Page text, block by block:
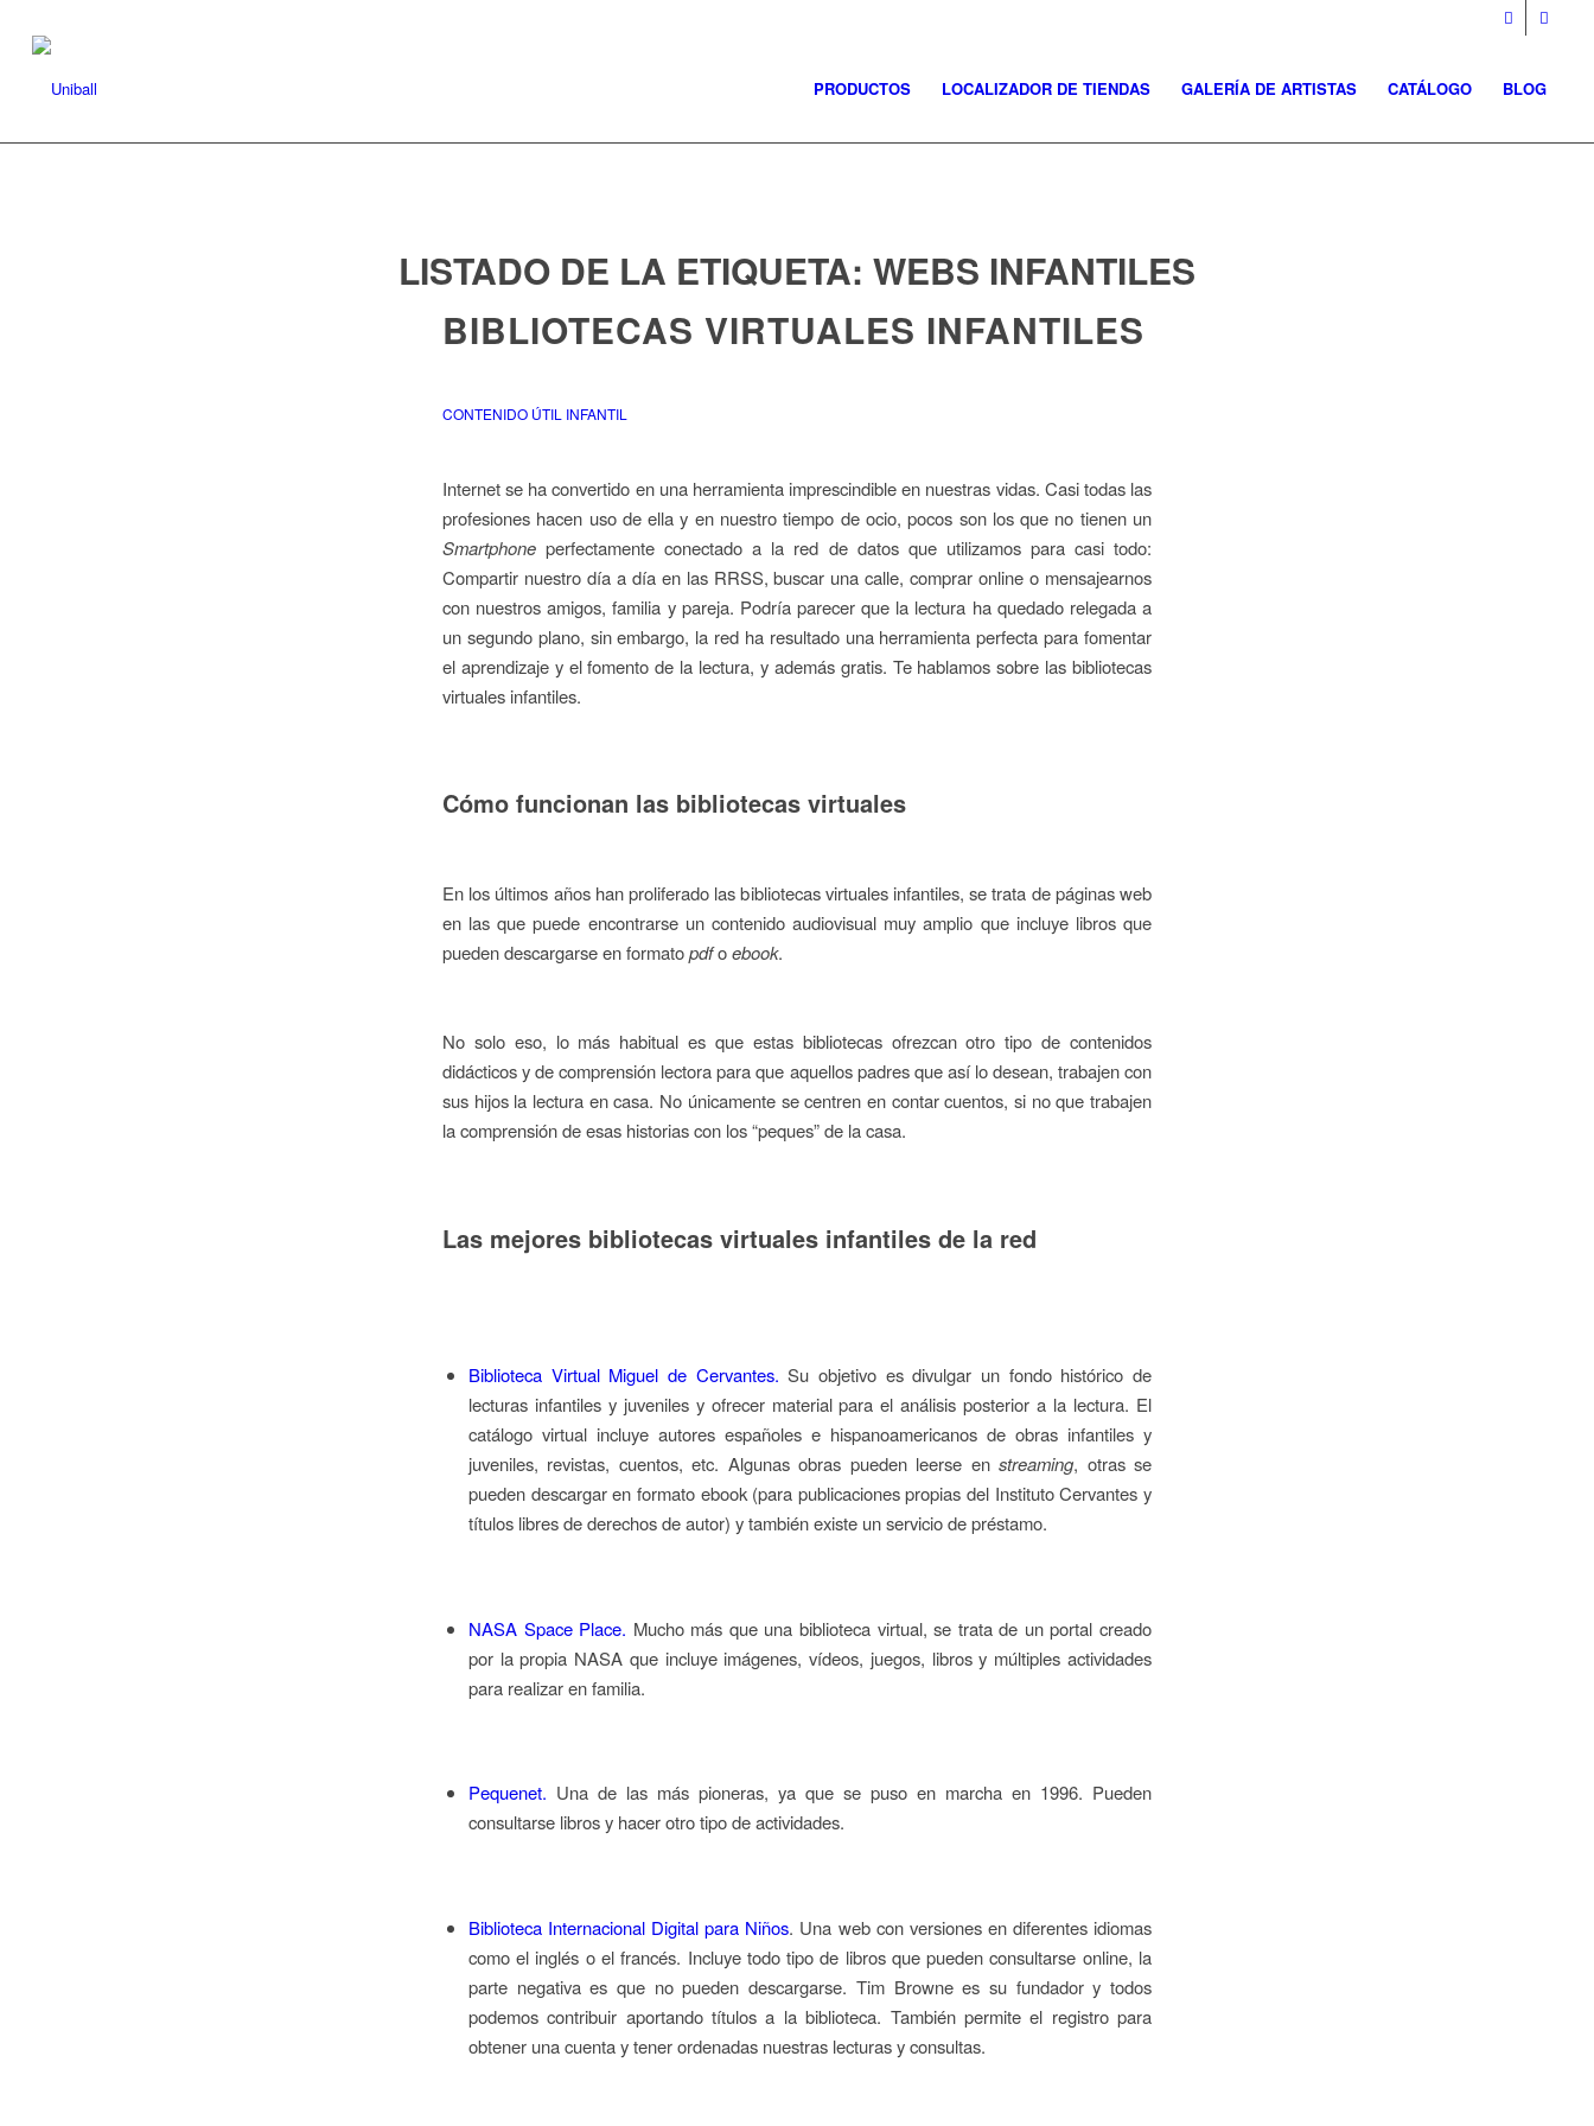
PRODUCTOS LOCALIZADOR DE TIENDAS GALERÍA DE ARTISTAS CATÁLOGO BLOG
LISTADO DE LA ETIQUETA: WEBS INFANTILES
BIBLIOTECAS VIRTUALES INFANTILES
CONTENIDO ÚTIL INFANTIL
Internet se ha convertido en una herramienta imprescindible en nuestras vidas. Casi todas las
profesiones hacen uso de ella y en nuestro tiempo de ocio, pocos son los que no tienen un
Smartphoneperfectamente conectado a la red de datos que utilizamos para casi todo:
Compartir nuestro día a día en las RRSS, buscar una calle, comprar online o mensajearnos
con nuestros amigos, familia y pareja. Podría parecer que la lectura ha quedado relegada a
un segundo plano, sin embargo, la red ha resultado una herramienta perfecta para fomentar
el aprendizaje y el fomento de la lectura, y además gratis. Te hablamos sobre las bibliotecas
virtuales infantiles.
Cómo funcionan las bibliotecas virtuales
En los últimos años han proliferado las bibliotecas virtuales infantiles, se trata de páginas web
en las que puede encontrarse un contenido audiovisual muy amplio que incluye libros que
pueden descargarse en formatopdfoebook.
No solo eso, lo más habitual es que estas bibliotecas ofrezcan otro tipo de contenidos
didácticos y de comprensión lectora para que aquellos padres que así lo desean, trabajen con
sus hijos la lectura en casa. No únicamente se centren en contar cuentos, si no que trabajen
la comprensión de esas historias con los “peques” de la casa.
Las mejores bibliotecas virtuales infantiles de la red
Biblioteca Virtual Miguel de Cervantes. Su objetivo es divulgar un fondo histórico de
lecturas infantiles y juveniles y ofrecer material para el análisis posterior a la lectura. El
catálogo virtual incluye autores españoles e hispanoamericanos de obras infantiles y
juveniles, revistas, cuentos, etc. Algunas obras pueden leerse enstreaming, otras se
pueden descargar en formato ebook (para publicaciones propias del Instituto Cervantes y
títulos libres de derechos de autor) y también existe un servicio de préstamo.
NASA Space Place. Mucho más que una biblioteca virtual, se trata de un portal creado
por la propia NASA que incluye imágenes, vídeos, juegos, libros y múltiples actividades
para realizar en familia.
Pequenet. Una de las más pioneras, ya que se puso en marcha en 1996. Pueden
consultarse libros y hacer otro tipo de actividades.
Biblioteca Internacional Digital para Niños. Una web con versiones en diferentes idiomas
como el inglés o el francés. Incluye todo tipo de libros que pueden consultarse online, la
parte negativa es que no pueden descargarse. Tim Browne es su fundador y todos
podemos contribuir aportando títulos a la biblioteca. También permite el registro para
obtener una cuenta y tener ordenadas nuestras lecturas y consultas.